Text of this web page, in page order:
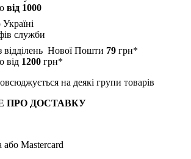
від 1000
служби
відділень Нової Пошти 79 грн*
від 1200 грн*
на деякі групи товарів
ПРО ДОСТАВКУ
Mastercard